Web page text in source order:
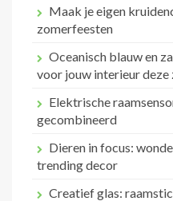
Maak je eigen
zomerfeesten
Oceanisch blauw en
voor jouw interieur deze
Elektrische
gecombineerd
Dieren in focus:
trending decor
Creatief glas: